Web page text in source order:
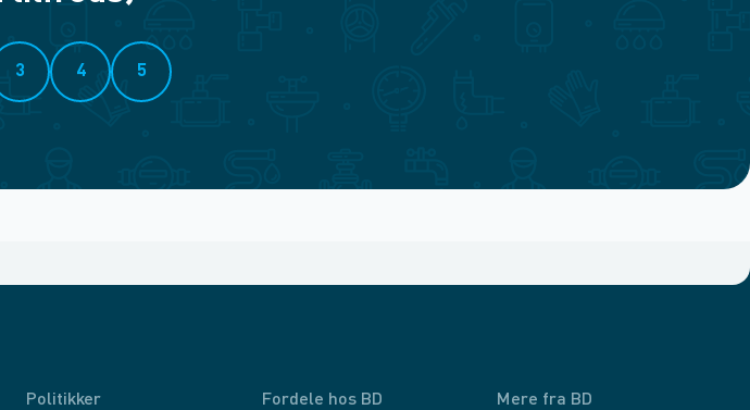
3 4 5
Politikker Fordele hos BD Mere fra BD